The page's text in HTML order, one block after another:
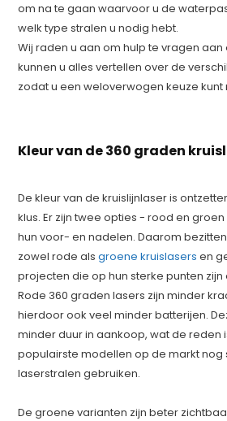
om na te gaan waarvoor u de
welk type stralen u nodig hebt.
Wij raden u aan om hulp te vragen aan
kunnen u alles vertellen over de
zodat u een weloverwogen keuze kunt
Kleur van de 360 graden
De kleur van de kruislijnlaser is
klus. Er zijn twee opties - rood en
hun voor- en nadelen. Daarom
zowel rode alsgroene kruislasers en
projecten die op hun sterke punten
Rode 360 graden lasers zijn minder
hierdoor ook veel minder batterijen.
minder duur in aankoop, wat de reden
populairste modellen op de markt nog
laserstralen gebruiken.
De groene varianten zijn beter